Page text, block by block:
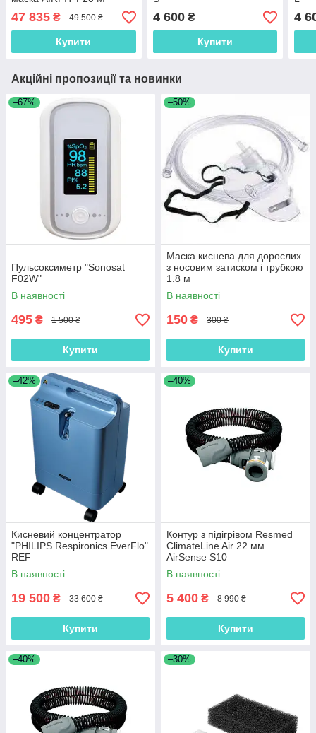
47 835 ₴ 49 500 ₴
Купити
4 600₴
Купити
4
Акційні пропозиції та новинки
–67%
Пульсоксиметр "Sonosat
F02W"
В наявності
495 ₴ 1 500 ₴
Купити
–50%
Маска киснева для дорослих
з носовим затиском і трубкою
1.8 м
В наявності
150 ₴ 300 ₴
Купити
–42%
Кисневий концентратор
"PHILIPS Respironics EverFlo"
REF
В наявності
19 500 ₴ 33 600 ₴
Купити
–40%
Контур з підігрівом Resmed
ClimateLine Air 22 мм.
AirSense S10
В наявності
5 400 ₴ 8 990 ₴
Купити
–40% –30%